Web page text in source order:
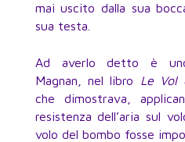
mai uscito dalla sua
sua testa.
Ad averlo detto è
Magnan, nel libro Le Vol
che dimostrava,
resistenza dell’aria sul
volo del bombo fosse